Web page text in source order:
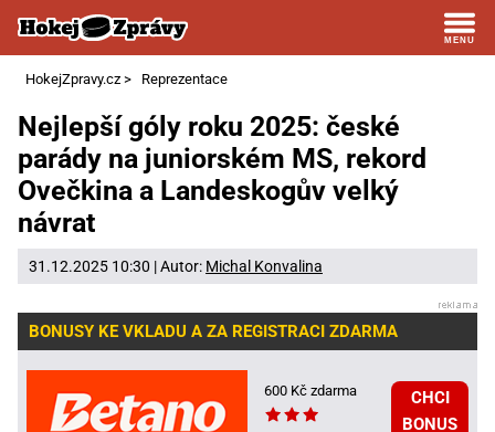
HokejZpravy.cz > Reprezentace
Nejlepší góly roku 2025: české
parády na juniorském MS, rekord
Ovečkina a Landeskogův velký
návrat
31.12.2025 10:30 | Autor: Michal Konvalina
BONUSY KE VKLADU A ZA REGISTRACI ZDARMA
600 Kč zdarma
CHCI
BONUS